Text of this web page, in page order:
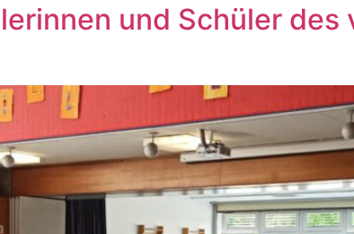
und Schüler des